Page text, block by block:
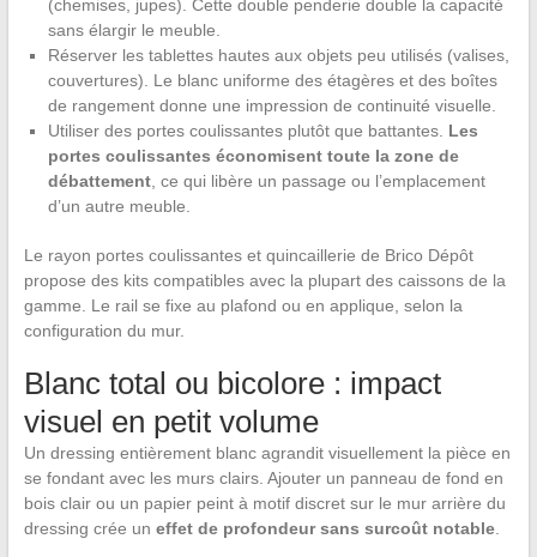
(chemises, jupes). Cette double penderie double la capacité
sans élargir le meuble.
Réserver les tablettes hautes aux objets peu utilisés (valises,
couvertures). Le blanc uniforme des étagères et des boîtes
de rangement donne une impression de continuité visuelle.
Utiliser des portes coulissantes plutôt que battantes. Les
portes coulissantes économisent toute la zone de
débattement, ce qui libère un passage ou l’emplacement
d’un autre meuble.
Le rayon portes coulissantes et quincaillerie de Brico Dépôt
propose des kits compatibles avec la plupart des caissons de la
gamme. Le rail se fixe au plafond ou en applique, selon la
configuration du mur.
Blanc total ou bicolore : impact
visuel en petit volume
Un dressing entièrement blanc agrandit visuellement la pièce en
se fondant avec les murs clairs. Ajouter un panneau de fond en
bois clair ou un papier peint à motif discret sur le mur arrière du
dressing crée un effet de profondeur sans surcoût notable.